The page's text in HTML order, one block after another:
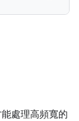
處理高頻寬的